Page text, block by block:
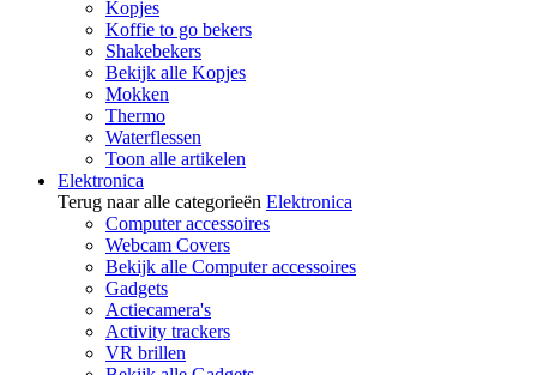
Kopjes
Koffie to go bekers
Shakebekers
Bekijk alle Kopjes
Mokken
Thermo
Waterflessen
Toon alle artikelen
Elektronica
Terug naar alle categorieën Elektronica
Computer accessoires
Webcam Covers
Bekijk alle Computer accessoires
Gadgets
Actiecamera's
Activity trackers
VR brillen